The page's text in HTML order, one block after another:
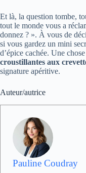
Et là, la question tombe,
tout le monde vous a
donnez ? ». À vous de
si vous gardez un mini
d’épice cachée. Une
croustillantes aux
signature apéritive.
Auteur/autrice
Pauline Coudray